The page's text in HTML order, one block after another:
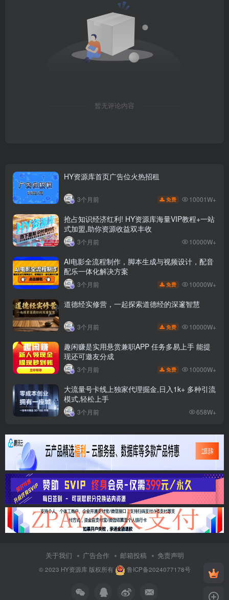
暂无评论内容
HY资源库首页广告位火热招租
3个月前 免费 10001W+
抢占知识经济红利! HY资源库海量VIP教程+一站
式加盟,助你资源收益双丰收
3个月前 10000W+
AI电影全流程制作，脚本生成与视频设计，配音
配乐一体化解决方案
3个月前 免费 10000W+
道德经实修营，一起探索道德经的深邃智慧
3个月前 免费 10000W+
趣闲赚是实用悬赏兼职APP 任务多易上手 能提
现还可邀友分成
3个月前 免费 10000W+
大流量号卡线上独家代理掘金,日入1k+ 多种引流
模式,轻松上手
3个月前 658W+
关于我们 广告合作 邮箱投稿 免责声明
© 2023 HY资源库版权所有 鲁ICP备2024077178号